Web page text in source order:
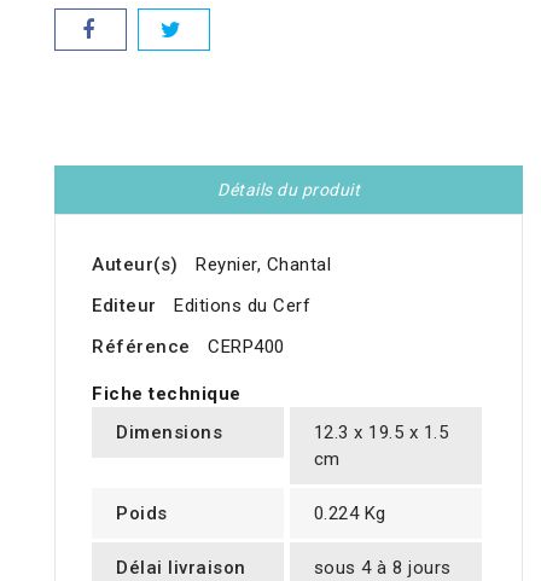
Détails du produit
Auteur(s)
Reynier, Chantal
Editeur
Editions du Cerf
Référence
CERP400
Fiche technique
Dimensions
12.3 x 19.5 x 1.5
cm
Poids 0.224 Kg
Délai livraison sous 4 à 8 jours